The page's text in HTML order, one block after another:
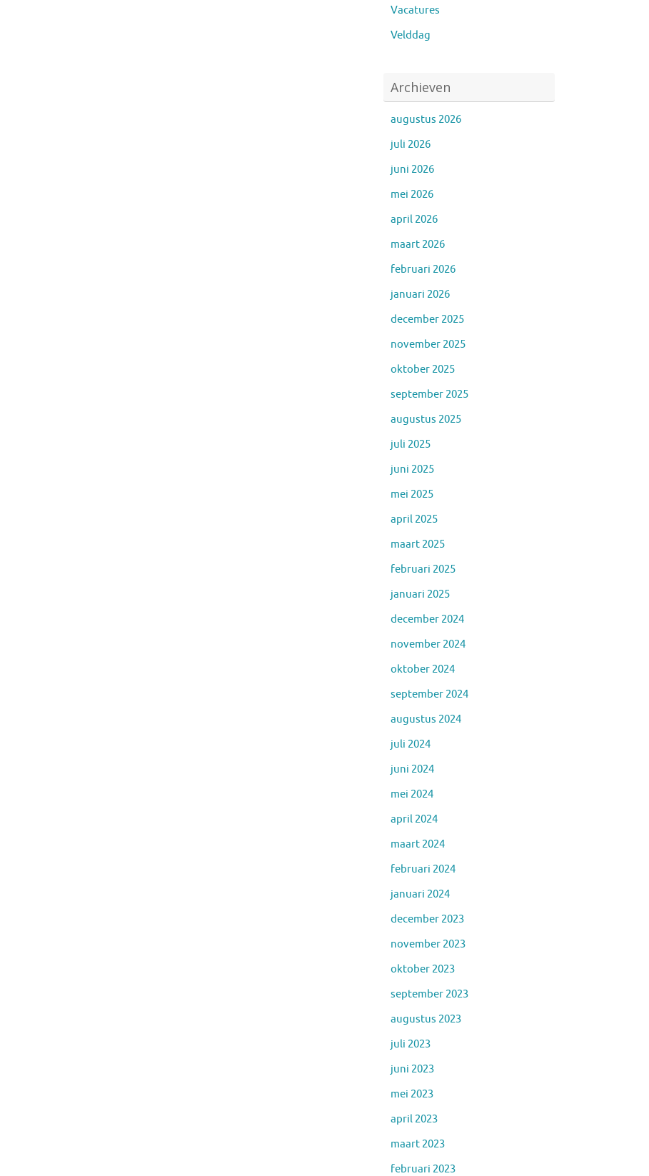
Vacatures
Velddag
Archieven
augustus 2026
juli 2026
juni 2026
mei 2026
april 2026
maart 2026
februari 2026
januari 2026
december 2025
november 2025
oktober 2025
september 2025
augustus 2025
juli 2025
juni 2025
mei 2025
april 2025
maart 2025
februari 2025
januari 2025
december 2024
november 2024
oktober 2024
september 2024
augustus 2024
juli 2024
juni 2024
mei 2024
april 2024
maart 2024
februari 2024
januari 2024
december 2023
november 2023
oktober 2023
september 2023
augustus 2023
juli 2023
juni 2023
mei 2023
april 2023
maart 2023
februari 2023